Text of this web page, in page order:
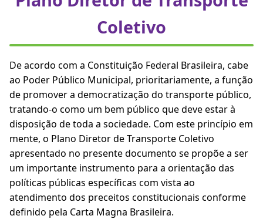
Coletivo
De acordo com a Constituição Federal Brasileira, cabe
ao Poder Público Municipal, prioritariamente, a função
de promover a democratização do transporte público,
tratando-o como um bem público que deve estar à
disposição de toda a sociedade. Com este princípio em
mente, o Plano Diretor de Transporte Coletivo
apresentado no presente documento se propõe a ser
um importante instrumento para a orientação das
políticas públicas específicas com vista ao
atendimento dos preceitos constitucionais conforme
definido pela Carta Magna Brasileira.